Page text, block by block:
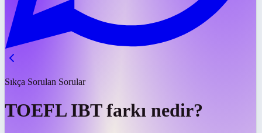
Sıkça Sorulan Sorular
TOEFL IBT farkı nedir?